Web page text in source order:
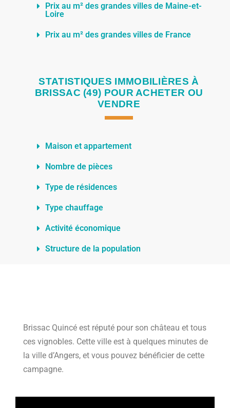
Prix au m² des grandes villes de Maine-et-
Loire
Prix au m² des grandes villes de France
STATISTIQUES IMMOBILIÈRES À
BRISSAC (49) POUR ACHETER OU
VENDRE
Maison et appartement
Nombre de pièces
Type de résidences
Type chauffage
Activité économique
Structure de la population
Brissac Quincé est réputé pour son château et tous
ces vignobles. Cette ville est à quelques minutes de
la ville d’Angers, et vous pouvez bénéficier de cette
campagne.